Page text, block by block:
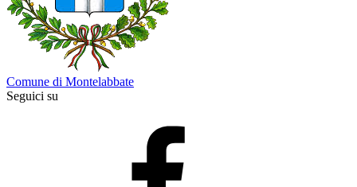
Comune di Montelabbate
Seguici su